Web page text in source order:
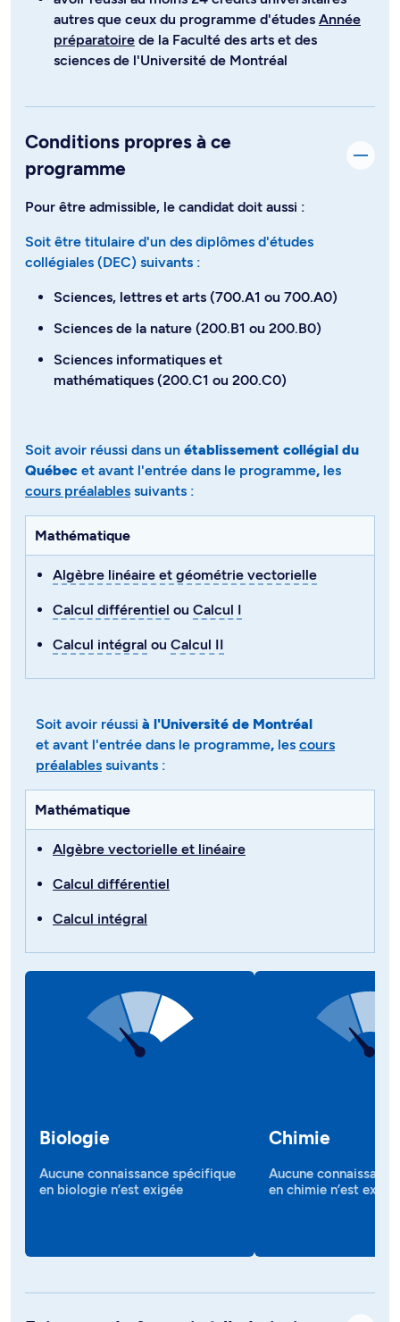
autres que ceux du programme d'études Année
préparatoire de la Faculté des arts et des
sciences de l'Université de Montréal
Conditions propres à ce
programme
Pour être admissible, le candidat doit aussi :
Soit être titulaire d'un des diplômes d'études
collégiales (DEC) suivants :
Sciences, lettres et arts (700.A1 ou 700.A0)
Sciences de la nature (200.B1 ou 200.B0)
Sciences informatiques et
mathématiques (200.C1 ou 200.C0)
Soit avoir réussi dans un établissement collégial du
Québec et avant l'entrée dans le programme, les
cours préalables suivants​​​​​​ :
Mathématique
Algèbre linéaire et géométrie vectorielle
Calcul différentiel ou Calcul I
Calcul intégral ou Calcul II
Soit avoir réussi à l'Université de Montréal
et avant l'entrée dans le programme, les cours
préalables suivants :
Mathématique
Algèbre vectorielle et linéaire
Calcul différentiel
Calcul intégral
Biologie
Aucune connaissance spécifique
en biologie n’est exigée
Chimie
Aucune
en chimie n’est